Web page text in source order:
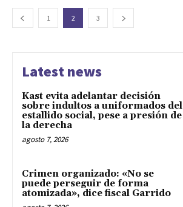
1 2 3
Latest news
Kast evita adelantar decisión
sobre indultos a uniformados del
estallido social, pese a presión de
la derecha
agosto 7, 2026
Crimen organizado: «No se
puede perseguir de forma
atomizada», dice fiscal Garrido